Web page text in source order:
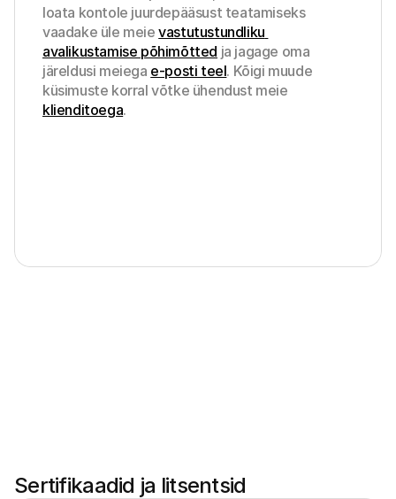
loata kontole juurdepääsust teatamiseks
vaadake üle meie vastutustundliku
avalikustamise põhimõtted ja jagage oma
järeldusi meiega e-posti teel. Kõigi muude
klienditoega.
Sertifikaadid ja litsentsid